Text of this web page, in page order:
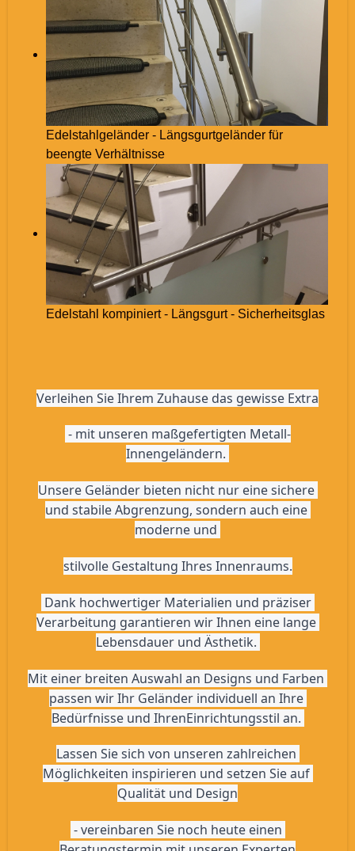
Edelstahlgeländer - Längsgurtgeländer für
beengte Verhältnisse
Edelstahl kompiniert - Längsgurt - Sicherheitsglas
Verleihen Sie Ihrem Zuhause das gewisse Extra
Innengeländern.
Unsere Geländer bieten nicht nur eine sichere
und stabile Abgrenzung, sondern auch eine
moderne und
stilvolle Gestaltung Ihres Innenraums.
Verarbeitung garantieren wir Ihnen eine lange
Lebensdauer und Ästhetik.
Mit einer breiten Auswahl an Designs und Farben
passen wir Ihr Geländer individuell an Ihre
Bedürfnisse und IhrenEinrichtungsstil an.
Lassen Sie sich von unseren zahlreichen
Möglichkeiten inspirieren und setzen Sie auf
Qualität und Design